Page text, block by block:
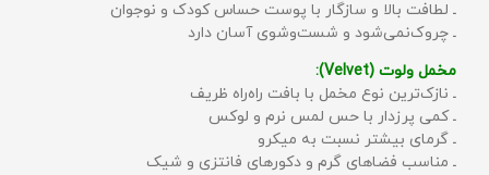
ـ لطافت بالا و سازگار با پوست حساس کودک و نوجوان
ـ چروک‌نمی‌شود و شست‌وشوی آسان دارد
مخمل ولوت (Velvet):
ـ نازک‌ترین نوع مخمل با بافت راه‌راه ظریف
ـ کمی پرزدار با حس لمس نرم و لوکس
ـ گرمای بیشتر نسبت به میکرو
ـ مناسب فضاهای گرم و دکورهای فانتزی و شیک